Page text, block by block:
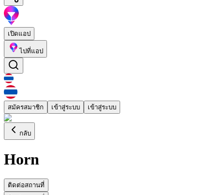
เปิดแอป
ไปที่แอป
สมัครสมาชิก เข้าสู่ระบบ เข้าสู่ระบบ
กลับ
Horn
ติดต่อสถานที่